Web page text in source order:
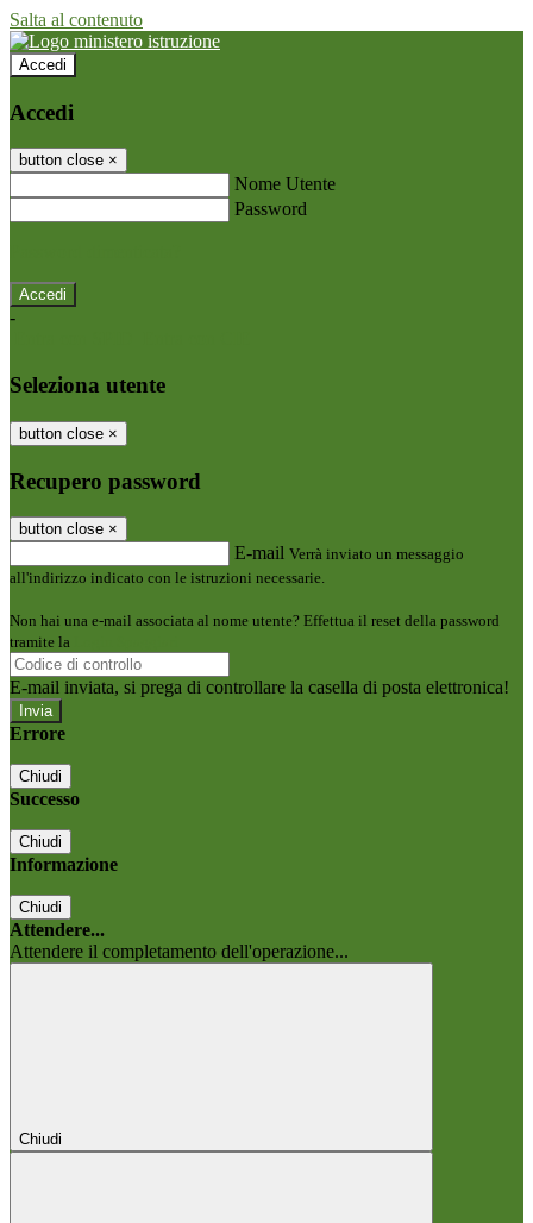
Salta al contenuto
Accedi
Accedi
button close ×
Nome Utente
Password
-
Seleziona utente
button close ×
Recupero password
button close ×
E-mail Verrà inviato un messaggio
all'indirizzo indicato con le istruzioni necessarie.
Non hai una e-mail associata al nome utente? Effettua il reset della password
tramite la
E-mail inviata, si prega di controllare la casella di posta elettronica!
Errore
Chiudi
Successo
Chiudi
Informazione
Chiudi
Attendere...
Attendere il completamento dell'operazione...
Chiudi